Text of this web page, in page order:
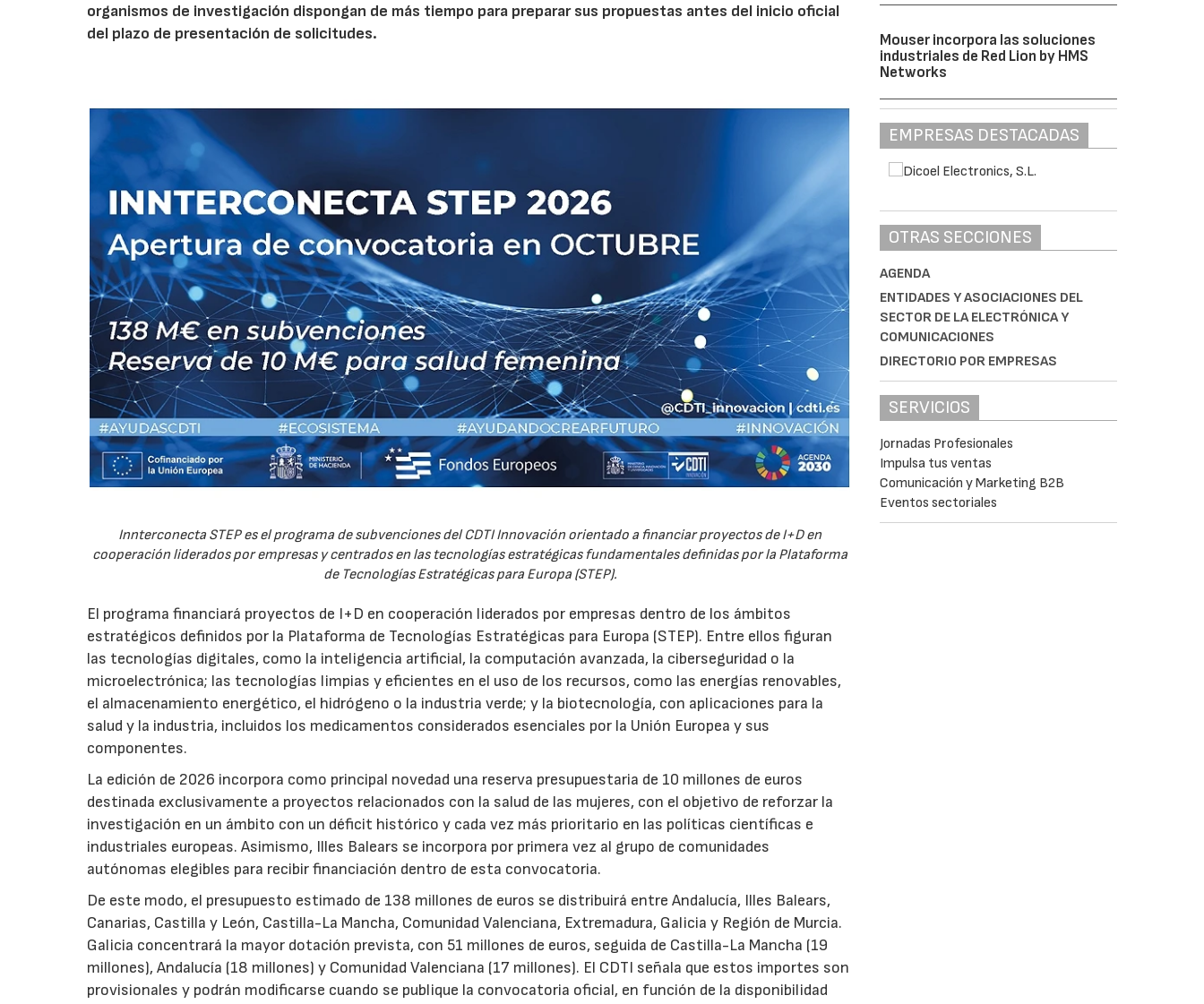
organismos de investigación dispongan de más tiempo para preparar sus propuestas antes del inicio oficial
del plazo de presentación de solicitudes.
Innterconecta STEP es el programa de subvenciones del CDTI Innovación orientado a financiar proyectos de I+D en
cooperación liderados por empresas y centrados en las tecnologías estratégicas fundamentales definidas por la Plataforma
de Tecnologías Estratégicas para Europa (STEP).
El programa financiará proyectos de I+D en cooperación liderados por empresas dentro de los ámbitos
estratégicos definidos por la Plataforma de Tecnologías Estratégicas para Europa (STEP). Entre ellos figuran
las tecnologías digitales, como la inteligencia artificial, la computación avanzada, la ciberseguridad o la
microelectrónica; las tecnologías limpias y eficientes en el uso de los recursos, como las energías renovables,
el almacenamiento energético, el hidrógeno o la industria verde; y la biotecnología, con aplicaciones para la
salud y la industria, incluidos los medicamentos considerados esenciales por la Unión Europea y sus
componentes.
La edición de 2026 incorpora como principal novedad una reserva presupuestaria de 10 millones de euros
destinada exclusivamente a proyectos relacionados con la salud de las mujeres, con el objetivo de reforzar la
investigación en un ámbito con un déficit histórico y cada vez más prioritario en las políticas científicas e
industriales europeas. Asimismo, Illes Balears se incorpora por primera vez al grupo de comunidades
autónomas elegibles para recibir financiación dentro de esta convocatoria.
De este modo, el presupuesto estimado de 138 millones de euros se distribuirá entre Andalucía, Illes Balears,
Canarias, Castilla y León, Castilla-La Mancha, Comunidad Valenciana, Extremadura, Galicia y Región de Murcia.
Galicia concentrará la mayor dotación prevista, con 51 millones de euros, seguida de Castilla-La Mancha (19
millones), Andalucía (18 millones) y Comunidad Valenciana (17 millones). El CDTI señala que estos importes son
provisionales y podrán modificarse cuando se publique la convocatoria oficial, en función de la disponibilidad
Mouser incorpora las soluciones
industriales de Red Lion by HMS
Networks
EMPRESAS DESTACADAS
OTRAS SECCIONES
AGENDA
ENTIDADES Y ASOCIACIONES DEL
SECTOR DE LA ELECTRÓNICA Y
COMUNICACIONES
DIRECTORIO POR EMPRESAS
SERVICIOS
Jornadas Profesionales
Impulsa tus ventas
Comunicación y Marketing B2B
Eventos sectoriales